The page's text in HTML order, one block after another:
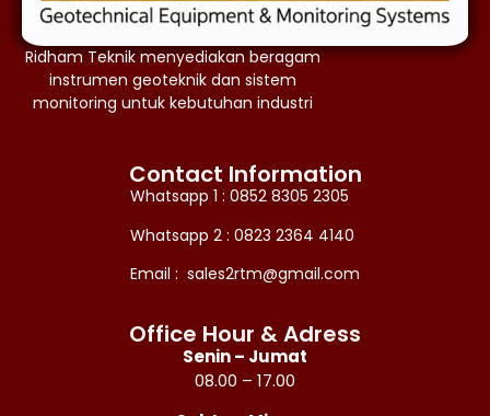
Ridham Teknik menyediakan beragam
instrumen geoteknik dan sistem
monitoring untuk kebutuhan industri
Contact Information
Whatsapp 1 : 0852 8305 2305
Whatsapp 2 : 0823 2364 4140
Email : sales2rtm@gmail.com
Office Hour & Adress
Senin – Jumat
08.00 – 17.00